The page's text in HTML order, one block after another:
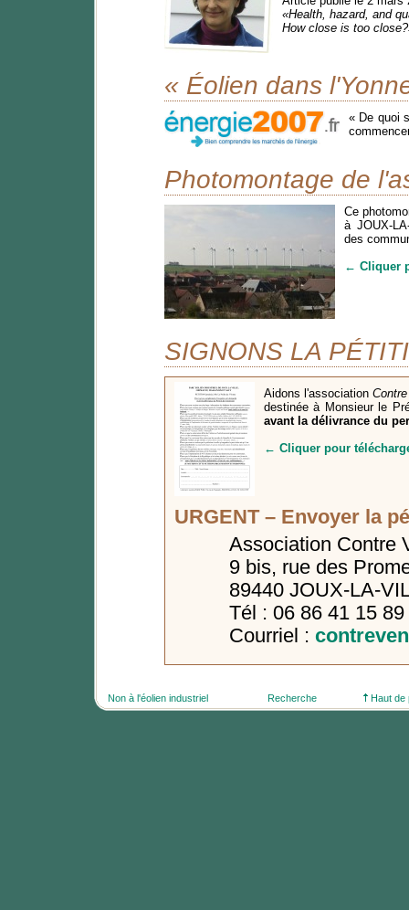
Health, hazard, and
How close is too close?
« Éolien dans
« De quoi
Photomontage de
Ce
à JOUX-
des
← Cliquer
SIGNONS LA
Aidons l'association
destinée à Monsieur le
avant la délivrance du
← Cliquer pour
URGENT – Envoyer la
Association Contre
9 bis, rue des
89440 JOUX-LA-
Tél : 06 86 41 15 89
Courriel :
Non à l'éolien industriel Haut de
Recherche